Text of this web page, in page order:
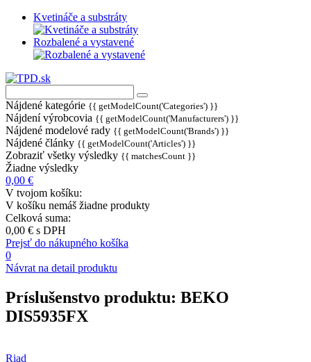
Kvetináče a substráty
Rozbalené a vystavené
Nájdené kategórie {{ getModelCount('Categories') }}
Nájdení výrobcovia {{ getModelCount('Manufacturers') }}
Nájdené modelové rady {{ getModelCount('Brands') }}
Nájdené články {{ getModelCount('Articles') }}
Zobraziť všetky výsledky {{ matchesCount }}
Žiadne výsledky
0,00 €
V tvojom košíku:
V košíku nemáš žiadne produkty
Celková suma:
0,00 € s DPH
Prejsť do nákupného košíka
0
Návrat na detail produktu
Príslušenstvo produktu: BEKO
DIS5935FX
Riad